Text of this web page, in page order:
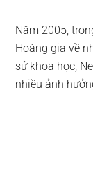
Năm 2005,
Hoàng gia về
sử khoa học,
nhiều ảnh